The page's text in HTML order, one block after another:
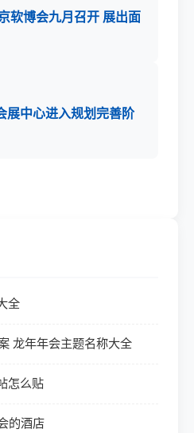
软博会九月召开 展出面
展中心进入规划完善阶
全
龙年年会主题名称大全
怎么贴
的酒店